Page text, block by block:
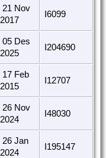
21 Nov
2017
I6099
05 Des
2025
I204690
17 Feb
2015
I12707
26 Nov
2024
I48030
26 Jan
2024
I195147